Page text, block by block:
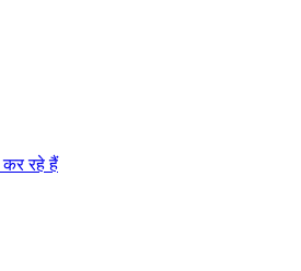
कर रहे हैं